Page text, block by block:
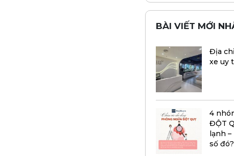
BÀI VIẾT MỚI
Địa
xe uy
4
ĐỘT
lạnh
số đó?